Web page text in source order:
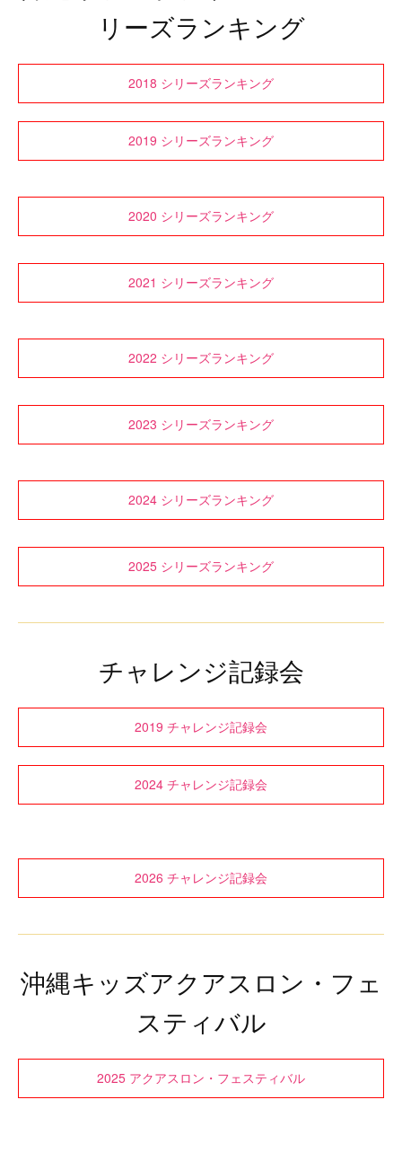
リーズランキング
2018 シリーズランキング
2019 シリーズランキング
2020 シリーズランキング
2021 シリーズランキング
2022 シリーズランキング
2023 シリーズランキング
2024 シリーズランキング
2025 シリーズランキング
チャレンジ記録会
2019 チャレンジ記録会
2024 チャレンジ記録会
2026 チャレンジ記録会
沖縄キッズアクアスロン・フェ
スティバル
2025 アクアスロン・フェスティバル